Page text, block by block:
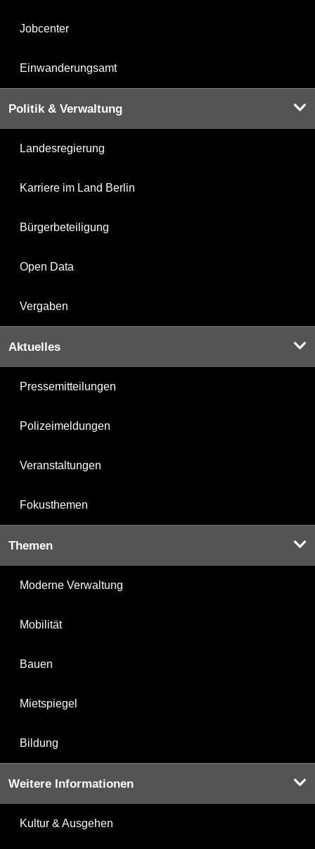
Jobcenter
Einwanderungsamt
Politik & Verwaltung
Landesregierung
Karriere im Land Berlin
Bürgerbeteiligung
Open Data
Vergaben
Aktuelles
Pressemitteilungen
Polizeimeldungen
Veranstaltungen
Fokusthemen
Themen
Moderne Verwaltung
Mobilität
Bauen
Mietspiegel
Bildung
Weitere Informationen
Kultur & Ausgehen